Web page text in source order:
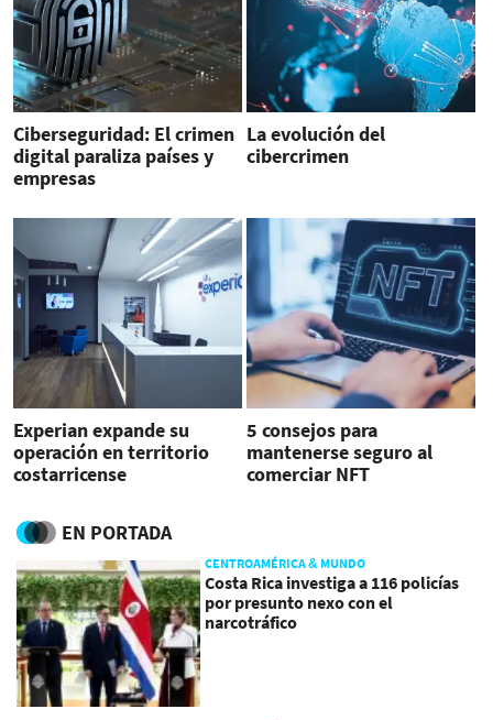
Ciberseguridad: El crimen
digital paraliza países y
empresas
La evolución del
cibercrimen
Experian expande su
operación en territorio
costarricense
5 consejos para
mantenerse seguro al
comerciar NFT
EN PORTADA
CENTROAMÉRICA & MUNDO
Costa Rica investiga a 116 policías
por presunto nexo con el
narcotráfico